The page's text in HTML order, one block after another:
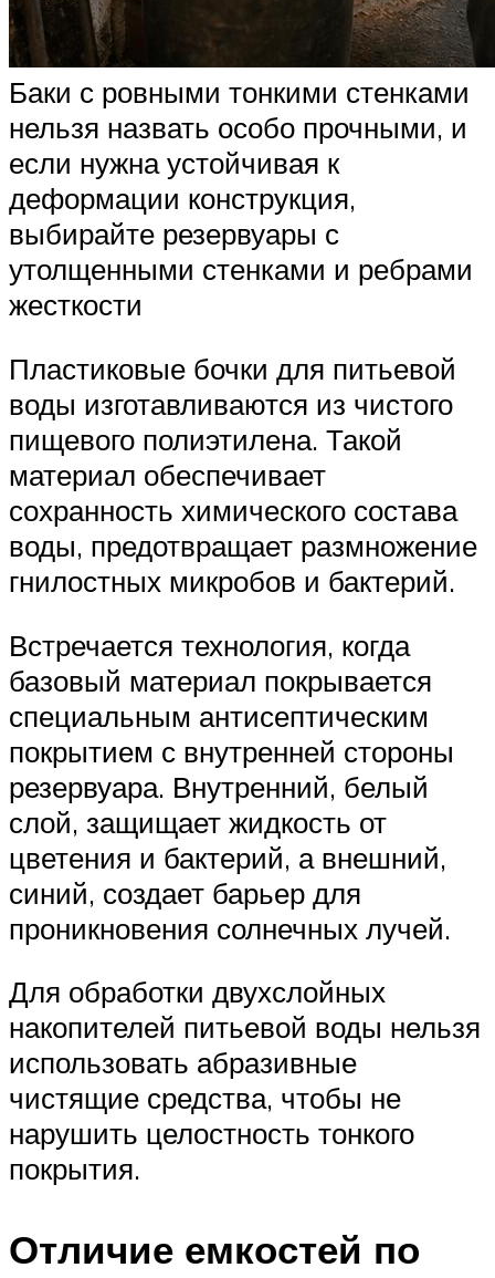
Баки с ровными тонкими стенками
нельзя назвать особо прочными, и
если нужна устойчивая к
деформации конструкция,
выбирайте резервуары с
утолщенными стенками и ребрами
жесткости
Пластиковые бочки для питьевой
воды изготавливаются из чистого
пищевого полиэтилена. Такой
материал обеспечивает
сохранность химического состава
воды, предотвращает размножение
гнилостных микробов и бактерий.
Встречается технология, когда
базовый материал покрывается
специальным антисептическим
покрытием с внутренней стороны
резервуара. Внутренний, белый
слой, защищает жидкость от
цветения и бактерий, а внешний,
синий, создает барьер для
проникновения солнечных лучей.
Для обработки двухслойных
накопителей питьевой воды нельзя
использовать абразивные
чистящие средства, чтобы не
нарушить целостность тонкого
покрытия.
Отличие емкостей по